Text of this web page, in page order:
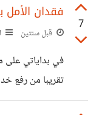
الحر بشكل أفضل
في هذه الأسئلة!
7
فقدان
قبل سنتين
في بداياتي
تقريبا من رفع
الآخرين وهو